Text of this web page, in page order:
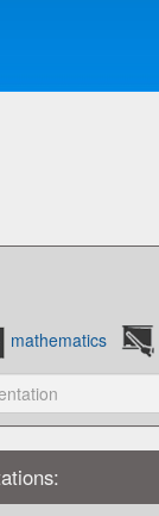
mathematics